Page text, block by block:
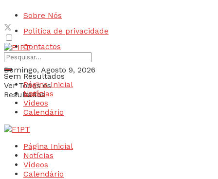
Sobre Nós
Política de privacidade
Contactos
Domingo, Agosto 9, 2026
Login
Sem Resultados
Ver Todos os
Resultados
Página Inicial
Notícias
Vídeos
Calendário
Página Inicial
Notícias
Vídeos
Calendário